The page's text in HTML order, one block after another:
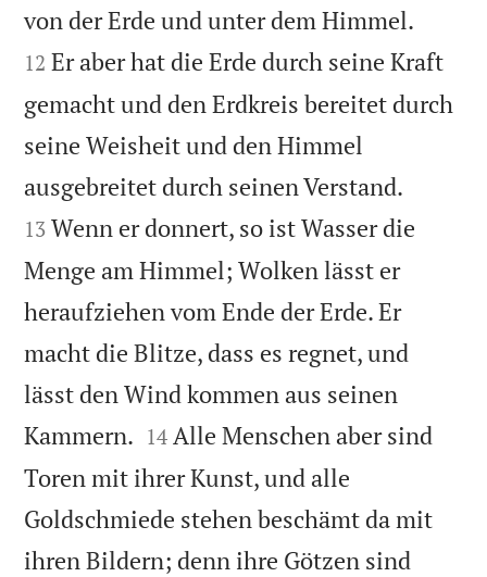
von der Erde und unter dem Himmel.
12 Er aber hat die Erde durch seine Kraft
gemacht und den Erdkreis bereitet durch
seine Weisheit und den Himmel
ausgebreitet durch seinen Verstand.
13 Wenn er donnert, so ist Wasser die
Menge am Himmel; Wolken lässt er
heraufziehen vom Ende der Erde. Er
macht die Blitze, dass es regnet, und
lässt den Wind kommen aus seinen
Kammern. 

14 Alle Menschen aber sind
Toren mit ihrer Kunst, und alle
Goldschmiede stehen beschämt da mit
ihren Bildern; denn ihre Götzen sind